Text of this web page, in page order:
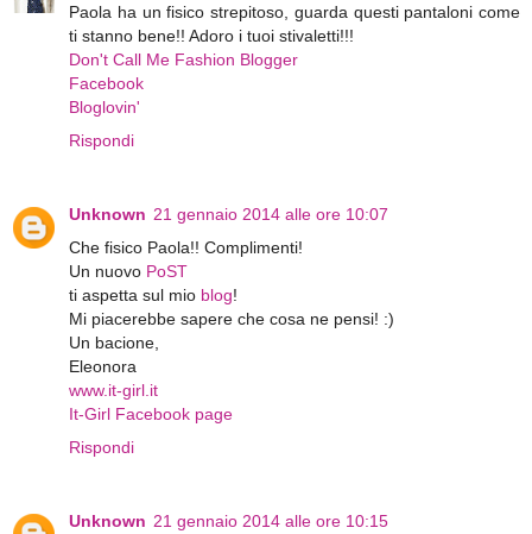
Paola ha un fisico strepitoso, guarda questi pantaloni come
ti stanno bene!! Adoro i tuoi stivaletti!!!
Don't Call Me Fashion Blogger
Facebook
Bloglovin'
Rispondi
Unknown 21 gennaio 2014 alle ore 10:07
Che fisico Paola!! Complimenti!
Un nuovo PoST
ti aspetta sul mio blog!
Mi piacerebbe sapere che cosa ne pensi! :)
Un bacione,
Eleonora
www.it-girl.it
It-Girl Facebook page
Rispondi
Unknown 21 gennaio 2014 alle ore 10:15